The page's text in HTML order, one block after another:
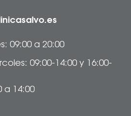
09:00 a 20:00
09:00-14:00 y 16:00-
a 14:00